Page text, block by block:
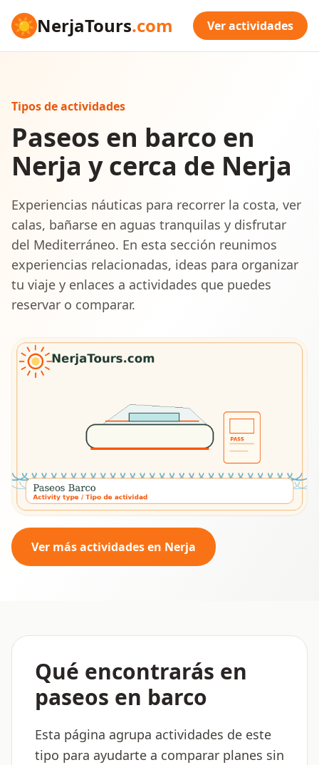
☀NerjaTours.com Ver actividades
Tipos de actividades
Paseos en barco en
Nerja y cerca de Nerja
Experiencias náuticas para recorrer la costa, ver
calas, bañarse en aguas tranquilas y disfrutar
del Mediterráneo. En esta sección reunimos
experiencias relacionadas, ideas para organizar
tu viaje y enlaces a actividades que puedes
reservar o comparar.
Ver más actividades en Nerja
Qué encontrarás en
paseos en barco
Esta página agrupa actividades de este
tipo para ayudarte a comparar planes sin